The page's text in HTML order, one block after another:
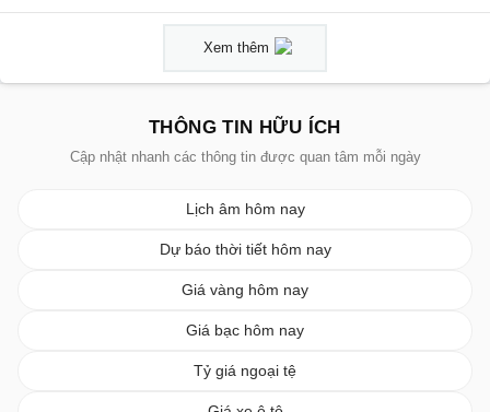
Xem thêm
THÔNG TIN HỮU ÍCH
Cập nhật nhanh các thông tin được quan tâm mỗi ngày
Lịch âm hôm nay
Dự báo thời tiết hôm nay
Giá vàng hôm nay
Giá bạc hôm nay
Tỷ giá ngoại tệ